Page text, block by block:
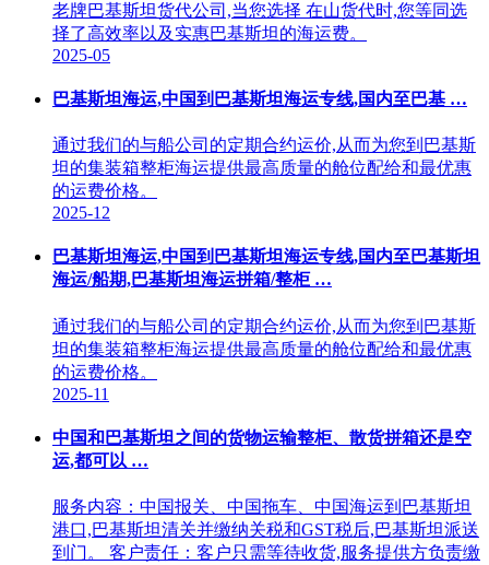
老牌巴基斯坦货代公司,当您选择 在山货代时,您等同选
择了高效率以及实惠巴基斯坦的海运费。
2025-05
巴基斯坦海运,中国到巴基斯坦海运专线,国内至巴基 …
通过我们的与船公司的定期合约运价,从而为您到巴基斯
坦的集装箱整柜海运提供最高质量的舱位配给和最优惠
的运费价格。
2025-12
巴基斯坦海运,中国到巴基斯坦海运专线,国内至巴基斯坦
海运/船期,巴基斯坦海运拼箱/整柜 …
通过我们的与船公司的定期合约运价,从而为您到巴基斯
坦的集装箱整柜海运提供最高质量的舱位配给和最优惠
的运费价格。
2025-11
中国和巴基斯坦之间的货物运输整柜、散货拼箱还是空
运,都可以 …
服务内容：中国报关、中国拖车、中国海运到巴基斯坦
港口,巴基斯坦清关并缴纳关税和GST税后,巴基斯坦派送
到门。 客户责任：客户只需等待收货,服务提供方负责缴